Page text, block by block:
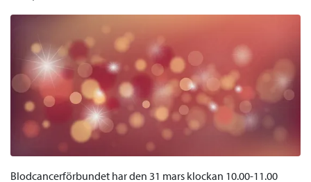
Blodcancerförbundet har den 31 mars klockan 10.00-11.00